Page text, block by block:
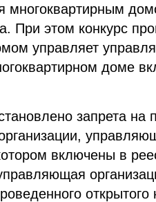
многоквартирным
При этом конкурс
управляет
доме
запрета на
включены в
открытого